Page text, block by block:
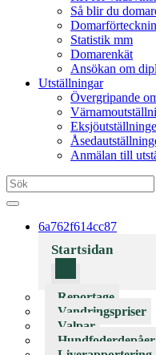
Så blir du
Statistik mm
Domarenkät
Ansökan om
Utställningar
Övergripande
Anmälan till
6a762f614cc87
Startsidan
Reportage
Vandringspriser
Valpar
Hundfoderdepåer